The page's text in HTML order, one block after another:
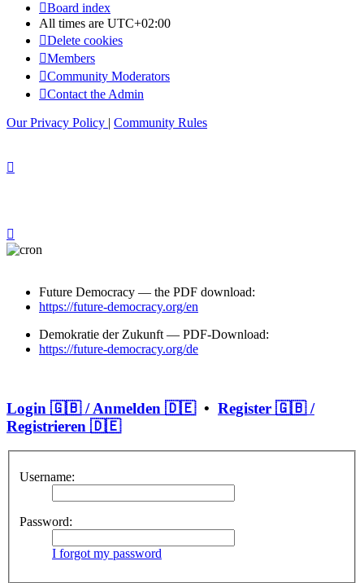
Board index
All times are UTC+02:00
Delete cookies
Members
Community Moderators
Contact the Admin
Our Privacy Policy | Community Rules
Future Democracy — the PDF download:
https://future-democracy.org/en
Demokratie der Zukunft — PDF-Download:
https://future-democracy.org/de
Login 🇬🇧 / Anmelden 🇩🇪• Register 🇬🇧 /
Registrieren 🇩🇪
Username:
Password:
I forgot my password